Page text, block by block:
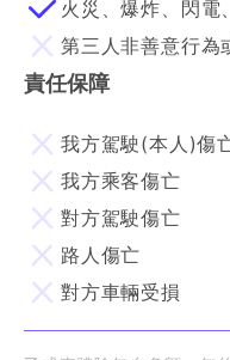
火災、爆炸、閃電
第三人非善意行為
責任保障
我方駕駛(本人)傷
我方乘客傷亡
對方駕駛傷亡
路人傷亡
對方車輛受損